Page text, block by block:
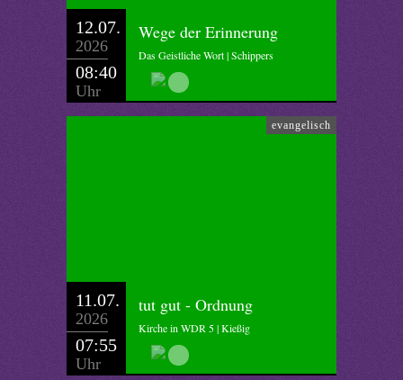
12.07.
2026
08:40
Uhr
Wege der Erinnerung
Das Geistliche Wort | Schippers
evangelisch
11.07.
2026
07:55
Uhr
tut gut - Ordnung
Kirche in WDR 5 | Kießig